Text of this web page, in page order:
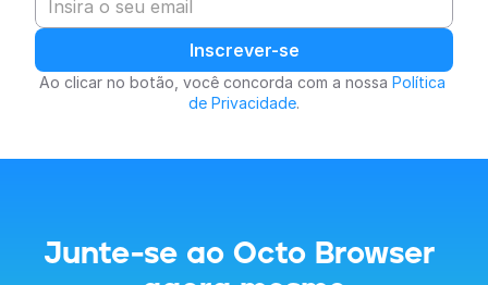
Inscrever-se
Ao clicar no botão, você concorda com a nossa Política
de Privacidade.
Junte-se ao Octo Browser